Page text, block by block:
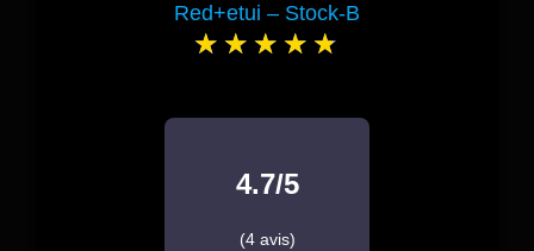
Red+etui – Stock-B
4.7/5
(4 avis)